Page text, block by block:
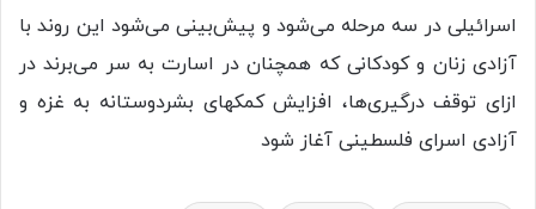
اسرائیلی در سه مرحله می‌شود و پیش‌بینی می‌شود این روند با
آزادی زنان و کودکانی که همچنان در اسارت به سر می‌برند در
ازای توقف درگیری‌ها، افزایش کمکهای بشردوستانه به غزه و
آزادی اسرای فلسطینی آغاز شود